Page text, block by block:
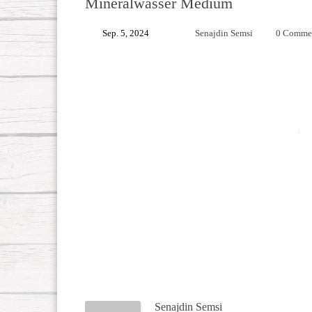
Sep. 5, 2024 Senajdin Semsi 0
Senajdin Semsi